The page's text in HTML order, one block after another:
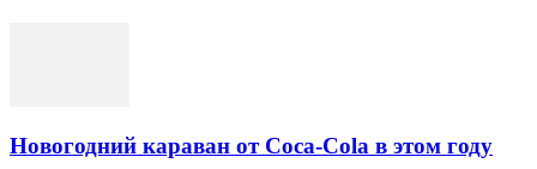
Новогодний караван от Coca-Cola в этом году